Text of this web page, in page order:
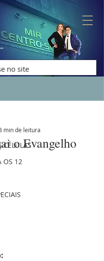
CÉLULAS
OS 12
o Evangelho
min de leitura